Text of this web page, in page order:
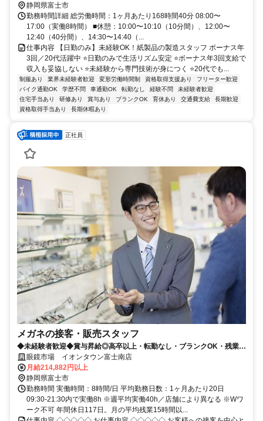
静岡県富士市
勤務時間詳細 総労働時間：1ヶ月あたり168時間40分 08:00〜
17:00（実働8時間） ■休憩：10:00〜10:10（10分間）、12:00〜
12:40（40分間）、14:30〜14:40（...
仕事内容 【日勤のみ】未経験OK！紙製品の製造スタッフ ボーナス年
3回／20代活躍中 ⭐日勤のみで生活リズム安定 ⭐ボーナス年3回支給で
収入も妥協しない ⭐未経験から専門技術が身につく ⭐20代でも...
制服あり 業界未経験者歓迎 変形労働時間制 資格取得支援あり
フリーター歓迎
バイク通勤OK
学歴不問 車通勤OK 転勤なし 経験不問
未経験者歓迎
住宅手当あり
研修あり 賞与あり ブランクOK 育休あり 交通費支給
長期歓迎
資格取得手当あり
長期休暇あり
正社員
メガネの接客・販売スタッフ
◆未経験者歓迎◆賞与昇給◎高卒以上・転勤なし・ブランクOK・残業少
なめ・業界No1！
眼鏡市場 イオンタウン富士南店
月給214,882円以上
静岡県富士市
勤務時間 実働時間：8時間/日 平均勤務日数：1ヶ月あたり20日
09:30-21:30内で実働8h ※週平均実働40h／店舗により異なる ※Wワ
ーク不可 年間休日117日。月の平均残業15時間以...